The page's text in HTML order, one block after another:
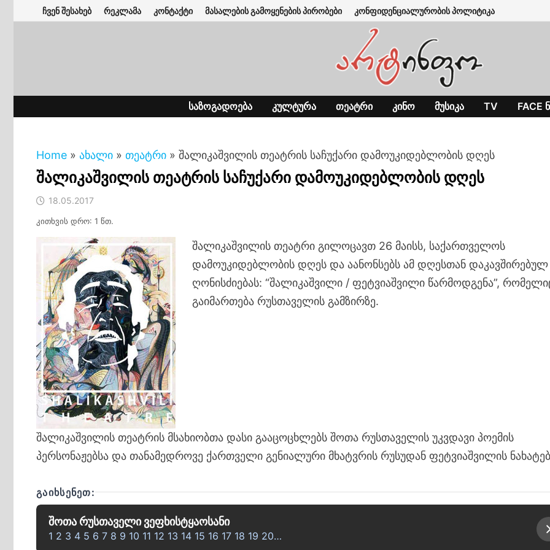
to
ჩვენ შესახებ რეკლამა კონტაქტი მასალების გამოყენების პირობები კონფიდენციალურობის პოლიტიკა
ᲡᲐᲖᲝᲒᲐᲓᲝᲔᲑᲐ ᲙᲣᲚᲢᲣᲠᲐ ᲗᲔᲐᲢᲠᲘ ᲙᲘᲜᲝ ᲛᲣᲡᲘᲙᲐ TV FACE
Home » ახალი » თეატრი » შალიკაშვილის თეატრის საჩუქარი დამოუკიდებლობის დღეს
შალიკაშვილის თეატრის საჩუქარი დამოუკიდებლობის დღეს
18.05.2017
კითხვის დრო: 1 წთ.
შალიკაშვილის თეატრი გილოცავთ 26 მაისს, საქართველოს
დამოუკიდებლობის დღეს და აანონსებს ამ დღესთან დაკავშირებულ
ღონისძიებას: “შალიკაშვილი / ფეტვიაშვილი წარმოდგენა”,
გაიმართება რუსთაველის გამზირზე.
შალიკაშვილის თეატრის მსახიობთა დასი გააცოცხლებს შოთა რუსთაველის უკვდავი პოემის
პერსონაჟებსა და თანამედროვე ქართველი გენიალური მხატვრის რუსუდან ფეტვიაშვილის
ᲒᲐᲘᲮᲡᲔᲜᲔᲗ:
შოთა რუსთაველი ვეფხისტყაოსანი
1 2 3 4 5 6 7 8 9 10 11 12 13 14 15 16 17 18 19 20…